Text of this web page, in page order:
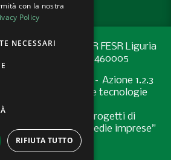
con risorse del PR FESR Liguria
CUP: G44E24001460005
FESR 2021-2027 – Azione 1.2.3
di pratiche e tecnologie
nelle imprese
allo sviluppo di progetti di
micro, piccole e medie imprese”
- Anno 2024
con la nostra
Policy
NECESSARI
RIFIUTA TUTTO